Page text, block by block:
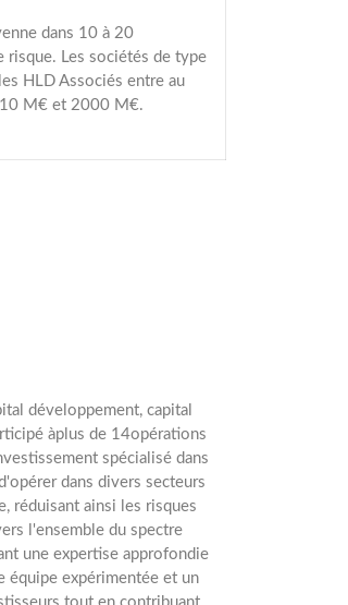
dans 10 à 20
Les sociétés de type
HLD Associés entre au
M€ et 2000 M€.
développement, capital
àplus de 14opérations
spécialisé dans
dans divers secteurs
réduisant ainsi les risques
l'ensemble du spectre
une expertise approfondie
équipe expérimentée et un